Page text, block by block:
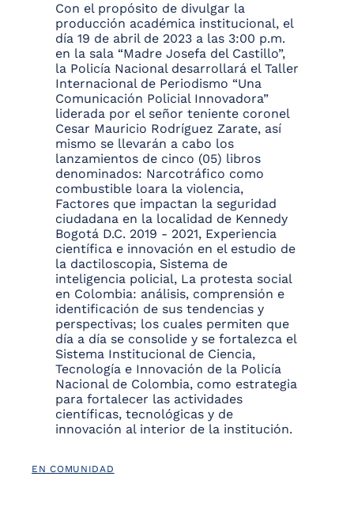
Con el propósito de divulgar la
producción académica institucional, el
día 19 de abril de 2023 a las 3:00 p.m.
en la sala “Madre Josefa del Castillo”,
la Policía Nacional desarrollará el Taller
Internacional de Periodismo “Una
Comunicación Policial Innovadora”
liderada por el señor teniente coronel
Cesar Mauricio Rodríguez Zarate, así
mismo se llevarán a cabo los
lanzamientos de cinco (05) libros
denominados: Narcotráfico como
combustible loara la violencia,
Factores que impactan la seguridad
ciudadana en la localidad de Kennedy
Bogotá D.C. 2019 - 2021, Experiencia
científica e innovación en el estudio de
la dactiloscopia, Sistema de
inteligencia policial, La protesta social
en Colombia: análisis, comprensión e
identificación de sus tendencias y
perspectivas; los cuales permiten que
día a día se consolide y se fortalezca el
Sistema Institucional de Ciencia,
Tecnología e Innovación de la Policía
Nacional de Colombia, como estrategia
para fortalecer las actividades
científicas, tecnológicas y de
innovación al interior de la institución.
EN COMUNIDAD